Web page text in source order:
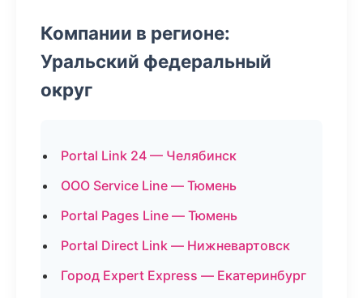
Компании в регионе:
Уральский федеральный
округ
Portal Link 24 — Челябинск
ООО Service Line — Тюмень
Portal Pages Line — Тюмень
Portal Direct Link — Нижневартовск
Город Expert Express — Екатеринбург